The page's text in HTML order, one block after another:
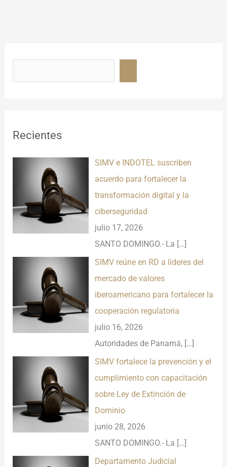
s
rRecientes
SIMV e INDOTEL suscriben
acuerdo para fortalecer la
transformación digital y la
ciberseguridad
julio 17, 2026
SANTO DOMINGO.- La […]
SIMV reúne en RD a líderes del
mercado de valores
iberoamericano para fortalecer la
cooperación regulatoria
julio 16, 2026
Autoridades de Panamá, […]
SIMV fortalece la prevención y el
cumplimiento con capacitación
sobre Ley de Extinción de
Dominio
junio 28, 2026
SANTO DOMINGO.- La […]
Departamento Judicial